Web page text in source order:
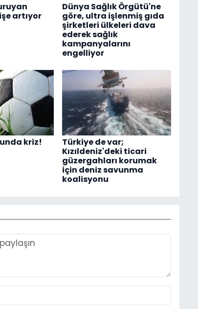
artıyor
Dünya Sağlık Örgütü'ne
göre, ultra işlenmiş gıda
şirketleri ülkeleri dava
ederek sağlık
kampanyalarını
engelliyor
kriz!
Türkiye de var;
Kızıldeniz'deki ticari
güzergahları korumak
için deniz savunma
koalisyonu